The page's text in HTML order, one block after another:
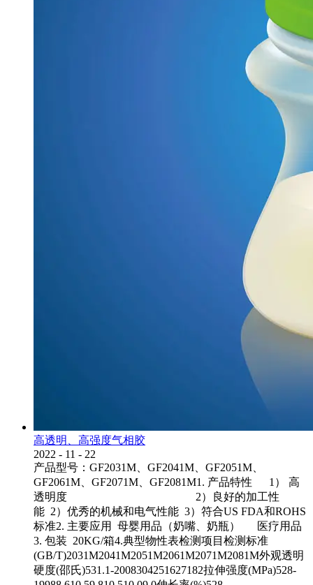
高透明、高强度气相胶
2022 - 11 - 22
产品型号：GF2031M、GF2041M、GF2051M、
GF2061M、GF2071M、GF2081M1. 产品特性 1） 高
透明度 2）良好的加工性
能 2）优秀的机械和电气性能 3）符合US FDA和ROHS
标准2. 主要应用 母婴用品（奶嘴、奶瓶） 医疗用品
3. 包装 20KG/箱4.典型物性表检测项目检测标准
(GB/T)2031M2041M2051M2061M2071M2081M外观透明
硬度(邵氏)531.1-2008304251627182拉伸强度(MPa)528-